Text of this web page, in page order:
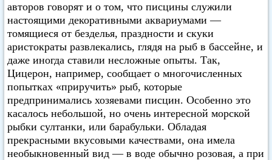
авторов говорят и о том, что писцины служили
настоящими декоративными аквариумами —
томящиеся от безделья, праздности и скуки
аристократы развлекались, глядя на рыб в бассейне, и
даже иногда ставили несложные опыты. Так,
Цицерон, например, сообщает о многочисленных
попытках «приручить» рыб, которые
предпринимались хозяевами писцин. Особенно это
касалось небольшой, но очень интересной морской
рыбки султанки, или барабульки. Обладая
прекрасными вкусовыми качествами, она имела
необыкновенный вид — в воде обычно розовая, а при